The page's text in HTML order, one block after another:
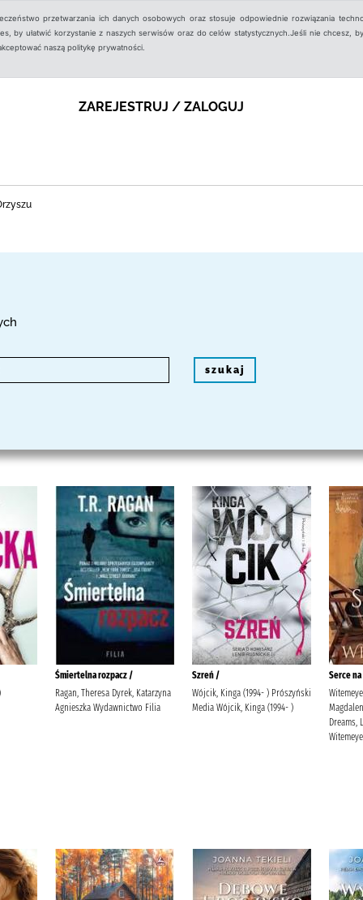
przetwarzania ich danych osobowych oraz stosuje odpowiednie rozwiązania
by ułatwić korzystanie z naszych serwisów oraz do celów statystycznych.Jeśli nie chcesz,
naszą politykę prywatności.
ZAREJESTRUJ / ZALOGUJ
szukaj
Sawicka, Wioletta (pisarka)
Prószyński Media Sawicka,
Obsesja matki /
Ragan, Theresa Dyrek, Katarzyna
Agnieszka Wydawnictwo Filia
Niezłomne serca /
Witemeyer, Karen
Magdalena
Dreams, Lidia Miś-
Witemeyer, Karen.